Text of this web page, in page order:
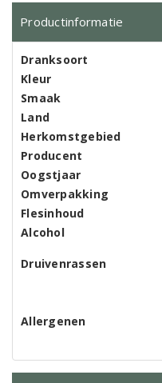
Productinformatie
Dranksoort
Kleur
Smaak
Land
Herkomstgebied
Producent
Oogstjaar
Omverpakking
Flesinhoud
Alcohol
Druivenrassen
Allergenen